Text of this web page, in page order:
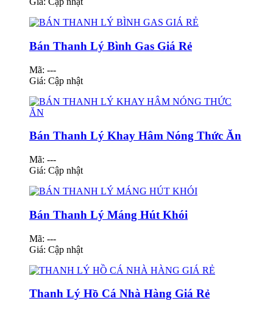
Bán Thanh Lý Bình Gas Giá Rẻ
Mã: ---
Giá: Cập nhật
Bán Thanh Lý Khay Hâm Nóng Thức Ăn
Mã: ---
Giá: Cập nhật
Bán Thanh Lý Máng Hút Khói
Mã: ---
Giá: Cập nhật
Thanh Lý Hồ Cá Nhà Hàng Giá Rẻ